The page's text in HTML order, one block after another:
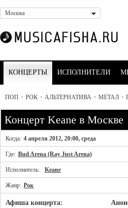
Москва
КОНЦЕРТЫ ИСПОЛНИТЕЛИ
ПОП • РОК • АЛЬТЕРНАТИВА • МЕТАЛ •
Концерт Keane в Москве
Когда: 4 апреля 2012, 20:00, среда
Где: Bud Arena (Ray Just Arena)
Исполнитель: Keane
Жанр: Рок
Афиша концерта: